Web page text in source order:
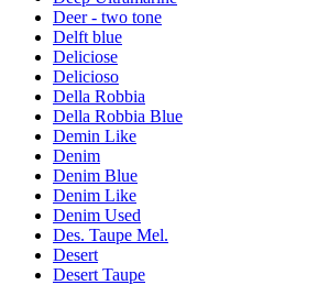
Deer - two tone
Delft blue
Deliciose
Delicioso
Della Robbia
Della Robbia Blue
Demin Like
Denim
Denim Blue
Denim Like
Denim Used
Des. Taupe Mel.
Desert
Desert Taupe